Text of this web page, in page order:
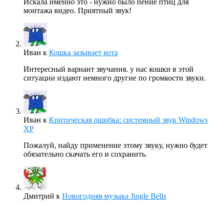
монтажа видео. Приятный звук!
Иван к Кошка зазывает кота
Интересный вариант звучания. у нас кошки в этой
ситуации издают немного другие по громкости звуки.
Иван к Критическая ошибка: системный звук Windows
XP
Пожалуй, найду применение этому звуку, нужно будет
обязательно скачать его и сохранить.
Дмитрий к Новогодняя музыка Jingle Bells